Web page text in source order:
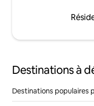
Destinations à
Destinations populaires